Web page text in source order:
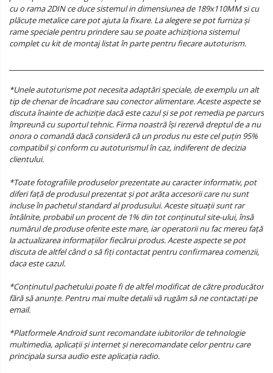
cu o rama 2DIN ce duce sistemul in dimensiunea de 189x110MM si cu
plăcuțe metalice care pot ajuta la fixare. La alegere se pot furniza și
rame speciale pentru prindere sau se poate achiziționa sistemul
complet cu kit de montaj listat în parte pentru fiecare autoturism.
*Unele autoturisme pot necesita adaptări speciale, de exemplu un alt
tip de chenar de încadrare sau conector alimentare. Aceste aspecte se
discuta înainte de achiziție dacă este cazul și se pot remedia pe parcurs
împreună cu suportul tehnic. Firma noastră își rezervă dreptul de a nu
onora o comandă dacă consideră că un produs nu este cel puțin 95%
compatibil și conform cu autoturismul în caz, indiferent de decizia
clientului.
*Toate fotografiile produselor prezentate au caracter informativ, pot
diferi față de produsul prezentat și pot arăta accesorii care nu sunt
incluse în pachetul standard al produsului. Aceste situații sunt rar
întâlnite, probabil un procent de 1% din tot conținutul site-ului, însă
numărul de produse oferite este mare, iar operatorii nu fac mereu față
la actualizarea informațiilor fiecărui produs. Aceste aspecte se pot
discuta de altfel când o să fiți contactat pentru confirmarea comenzii,
daca este cazul.
*Conținutul pachetului poate fi de altfel modificat de către producător
fără să anunțe. Pentru mai multe detalii vă rugăm să ne contactați pe
email.
*Platformele Android sunt recomandate iubitorilor de tehnologie
multimedia, aplicații și internet și nerecomandate celor pentru care
principala sursa audio este aplicația radio.